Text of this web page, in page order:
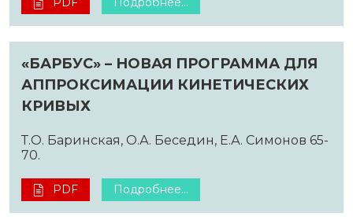
«БАРБУС» – НОВАЯ ПРОГРАММА ДЛЯ
АППРОКСИМАЦИИ КИНЕТИЧЕСКИХ
КРИВЫХ
Т.О. Баринская, О.А. Беседин, Е.А. Симонов 65-
70.
PDF Подробнее...